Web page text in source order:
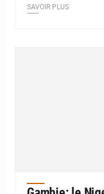
SAVOIR PLUS